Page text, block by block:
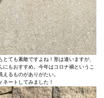
ても素敵ですよね！形は違いますが、
もおすすめ。今年はコロナ禍というこ
るものがありがたい。
ートしてみました！